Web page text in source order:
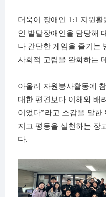
더욱이 장애인 1:1 지원활
인 발달장애인을 담당해
나 간단한 게임을 즐기는
사회적 고립을 완화하는
아울러 자원봉사활동에
대한 편견보다 이해와 배
이었다”라고 소감을 말한
지고 평등을 실천하는 장
다.